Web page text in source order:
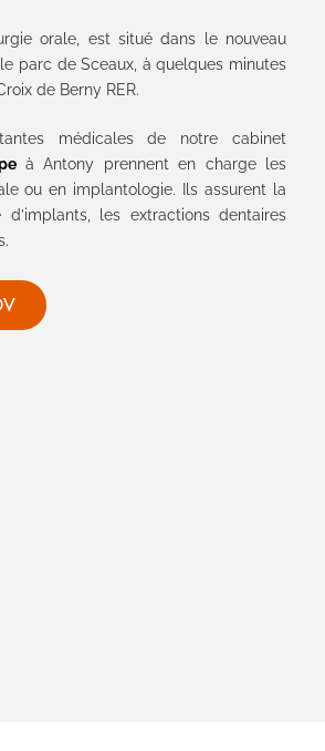
orale, est situé dans le nouveau
parc de Sceaux, à quelques minutes
de Berny RER.
médicales de notre cabinet
à Antony prennent en charge les
ou en implantologie. Ils assurent la
les extractions dentaires